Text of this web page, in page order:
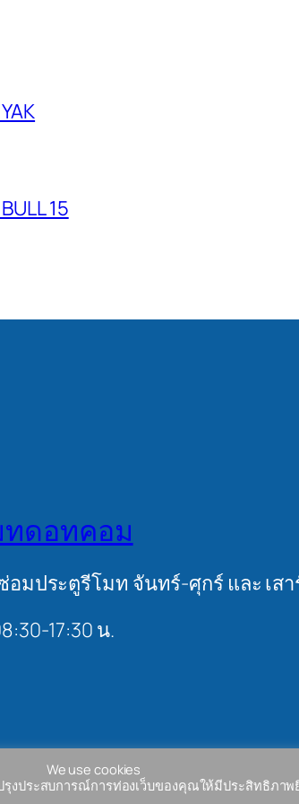
15
ทดอทคอม
อมประตูรีโมท จันทร์-ศุกร์ และ เสา
17:30 น.
ง จำกัด 90/206 ซอยวัชรพล 1/4 แขวงท่าแร้ง เขตบางเข
We use cookies
รุงประสบการณ์การท่องเว็บของคุณให้มีประสิทธิภา